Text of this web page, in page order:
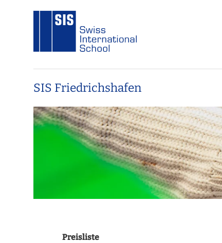
SIS Friedrichshafen
Preisliste